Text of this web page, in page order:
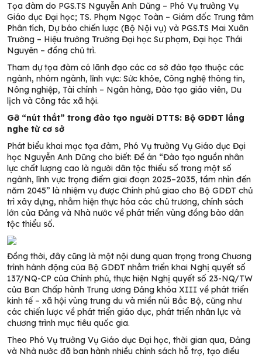
Tọa đàm do PGS.TS Nguyễn Anh Dũng – Phó Vụ trưởng Vụ
Giáo dục Đại học; TS. Phạm Ngọc Toàn – Giám đốc Trung tâm
Phân tích, Dự báo chiến lược (Bộ Nội vụ) và PGS.TS Mai Xuân
Trường – Hiệu trưởng Trường Đại học Sư phạm, Đại học Thái
Nguyên – đồng chủ trì.
Tham dự tọa đàm có lãnh đạo các cơ sở đào tạo thuộc các
ngành, nhóm ngành, lĩnh vực: Sức khỏe, Công nghệ thông tin,
Nông nghiệp, Tài chính – Ngân hàng, Đào tạo giáo viên, Du
lịch và Công tác xã hội.
Gỡ “nút thắt” trong đào tạo người DTTS: Bộ GDĐT lắng
nghe từ cơ sở
Phát biểu khai mạc tọa đàm, Phó Vụ trưởng Vụ Giáo dục Đại
học Nguyễn Anh Dũng cho biết: Đề án “Đào tạo nguồn nhân
lực chất lượng cao là người dân tộc thiểu số trong một số
ngành, lĩnh vực trọng điểm giai đoạn 2025–2035, tầm nhìn đến
năm 2045” là nhiệm vụ được Chính phủ giao cho Bộ GDĐT chủ
trì xây dựng, nhằm hiện thực hóa các chủ trương, chính sách
lớn của Đảng và Nhà nước về phát triển vùng đồng bào dân
tộc thiểu số.
Đồng thời, đây cũng là một nội dung quan trọng trong Chương
trình hành động của Bộ GDĐT nhằm triển khai Nghị quyết số
137/NQ-CP của Chính phủ, thực hiện Nghị quyết số 23-NQ/TW
của Ban Chấp hành Trung ương Đảng khóa XIII về phát triển
kinh tế – xã hội vùng trung du và miền núi Bắc Bộ, cũng như
các chiến lược về phát triển giáo dục, phát triển nhân lực và
chương trình mục tiêu quốc gia.
Theo Phó Vụ trưởng Vụ Giáo dục Đại học, thời gian qua, Đảng
và Nhà nước đã ban hành nhiều chính sách hỗ trợ, tạo điều